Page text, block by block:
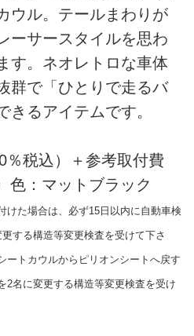
ウル。テールまわりが
ーサースタイルを思わ
す。ネオレトロな車体
群で「ひとりで走るバ
きるアイテムです。
％税込）＋参考取付費
色：マットブラック
た場合は、必ず15日以内に自動車検
する構造等変更検査を受けて下さ
ートカウルからピリオンシートへ戻す
2名に変更する構造等変更検査を受け